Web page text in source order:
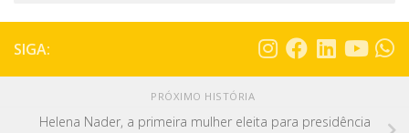
SIGA:
PRÓXIMO HISTÓRIA
Helena Nader, a primeira mulher eleita para presidência